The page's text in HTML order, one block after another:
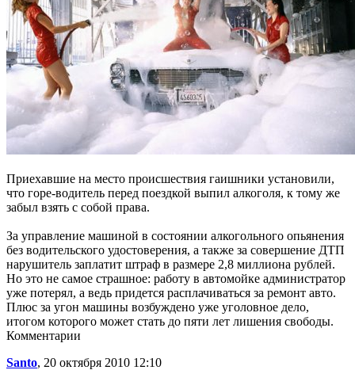
Приехавшие на место происшествия гаишники установили,
что горе-водитель перед поездкой выпил алкоголя, к тому же
забыл взять с собой права.
За управление машиной в состоянии алкогольного опьянения
без водительского удостоверения, а также за совершение ДТП
нарушитель заплатит штраф в размере 2,8 миллиона рублей.
Но это не самое страшное: работу в автомойке администратор
уже потерял, а ведь придется расплачиваться за ремонт авто.
Плюс за угон машины возбуждено уже уголовное дело,
итогом которого может стать до пяти лет лишения свободы.
Комментарии
Santo, 20 октября 2010 12:10